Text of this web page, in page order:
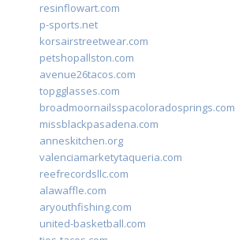
resinflowart.com
p-sports.net
korsairstreetwear.com
petshopallston.com
avenue26tacos.com
topgglasses.com
broadmoornailsspacoloradosprings.com
missblackpasadena.com
anneskitchen.org
valenciamarketytaqueria.com
reefrecordsllc.com
alawaffle.com
aryouthfishing.com
united-basketball.com